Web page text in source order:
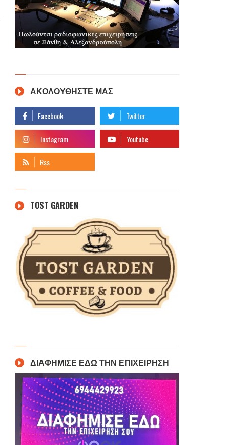
ΑΚΟΛΟΥΘΗΣΤΕ ΜΑΣ
TOST GARDEN
ΔΙΑΦΗΜΙΣΕ ΕΔΩ ΤΗΝ ΕΠΙΧΕΙΡΗΣΗ